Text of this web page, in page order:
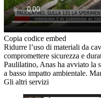
Copia codice embed
Ridurre l’uso di materiali da
compromettere sicurezza e
Paulilatino, Anas ha avviato la
a basso impatto ambientale.
Gli altri servizi